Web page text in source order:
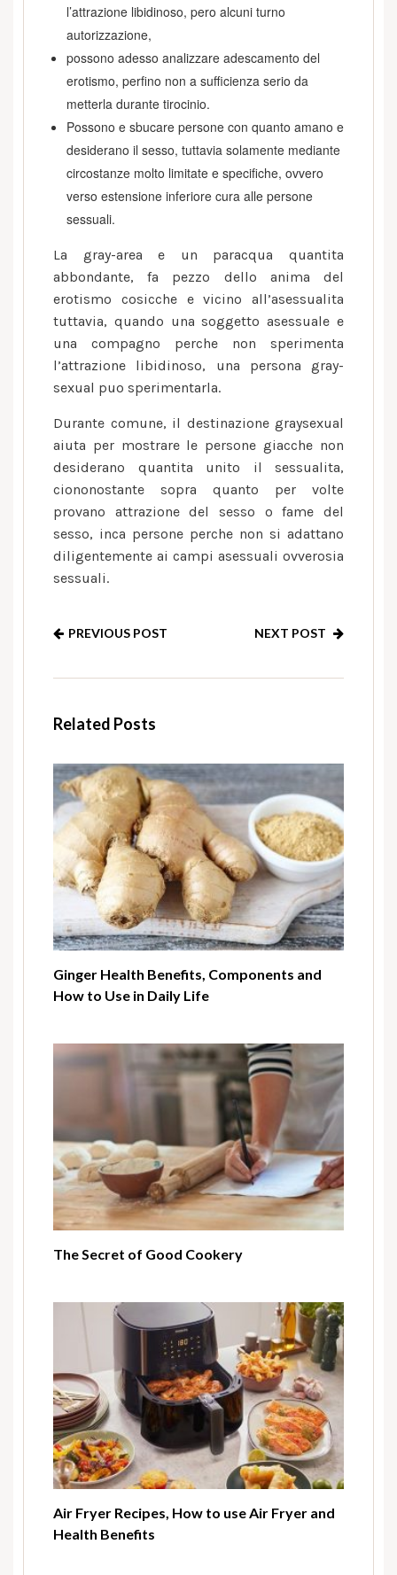
l’attrazione libidinoso, pero alcuni turno
autorizzazione,
possono adesso analizzare adescamento del
erotismo, perfino non a sufficienza serio da
metterla durante tirocinio.
Possono e sbucare persone con quanto amano e
desiderano il sesso, tuttavia solamente mediante
circostanze molto limitate e specifiche, ovvero
verso estensione inferiore cura alle persone
sessuali.
La gray-area e un paracqua quantita
abbondante, fa pezzo dello anima del
erotismo cosicche e vicino all’asessualita
tuttavia, quando una soggetto asessuale e
una compagno perche non sperimenta
l’attrazione libidinoso, una persona gray-
sexual puo sperimentarla.
Durante comune, il destinazione graysexual
aiuta per mostrare le persone giacche non
desiderano quantita unito il sessualita,
ciononostante sopra quanto per volte
provano attrazione del sesso o fame del
sesso, inca persone perche non si adattano
diligentemente ai campi asessuali ovverosia
sessuali.
PREVIOUS POST NEXT POST
Related Posts
Ginger Health Benefits, Components and
How to Use in Daily Life
The Secret of Good Cookery
Air Fryer Recipes, How to use Air Fryer and
Health Benefits